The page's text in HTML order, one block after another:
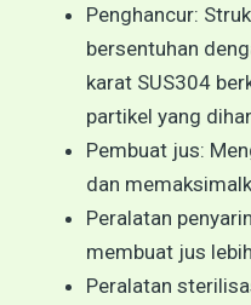
Penghancur:
bersentuhan
karat SUS304
partikel yang
Pembuat jus:
dan
Peralatan
membuat jus
Peralatan